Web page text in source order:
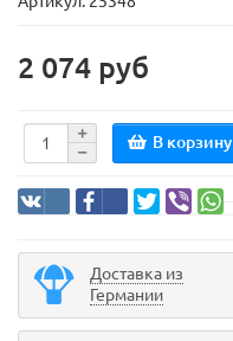
2 074 руб
В корзину
Доставка из
Германии